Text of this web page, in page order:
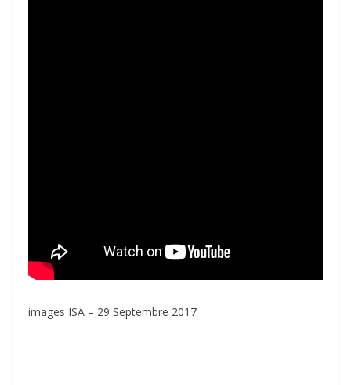
images ISA – 29 Septembre 2017